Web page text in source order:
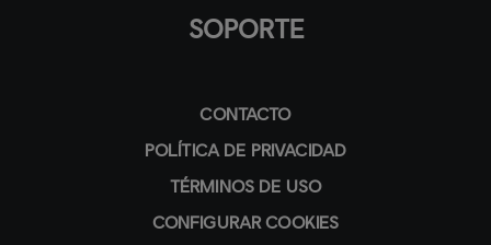
SOPORTE
CONTACTO
POLÍTICA DE PRIVACIDAD
TÉRMINOS DE USO
CONFIGURAR COOKIES